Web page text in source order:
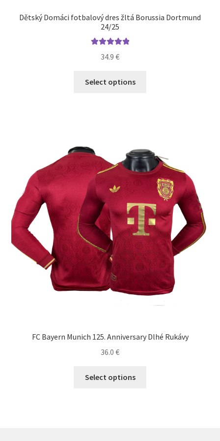
Dětský Domáci fotbalový dres žltá Borussia Dortmund
24/25
34.9 €
Select options
si
môžete
vybrať
na
stránke
produktu.
FC Bayern Munich 125. Anniversary Dlhé Rukávy
36.0 €
Select options